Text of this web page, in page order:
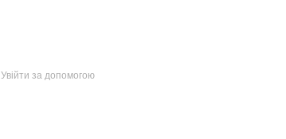
Увійти за допомогою